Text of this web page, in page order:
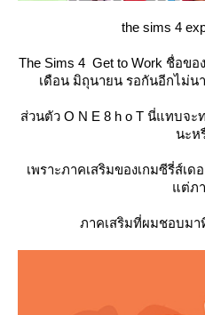
the sims 4
The Sims 4 Get to Work ชื่อข
เดือน มิถุนายน รอกันอีกไม่น
ส่วนตัว O N E 8 h o T นี่แทบจ
นะห
เพราะภาคเสริมของเกมซีรี่ส์เ
ต่ภา
ภาคเสริมที่ผมชอบมา